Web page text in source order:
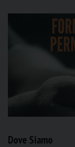
Dove Siamo